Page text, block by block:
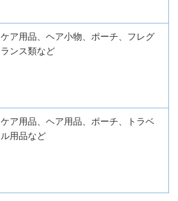
ケア用品、ヘア小物、ポーチ、フレグ
ランス類など
ケア用品、ヘア用品、ポーチ、トラベ
ル用品など